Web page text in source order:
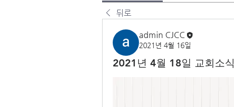
뒤로
admin CJCC
2021년 4월 16일
2021년 4월 18일 교회소식